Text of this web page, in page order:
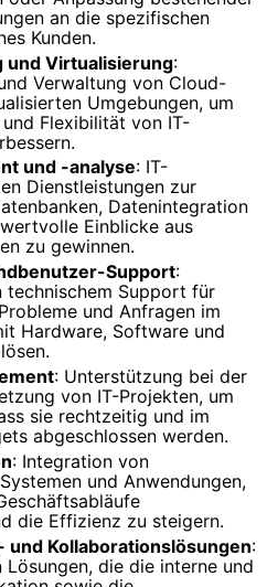
an die spezifischen
Kunden.
und Virtualisierung:
Verwaltung von Cloud-
Umgebungen, um
Flexibilität von IT-
und -analyse: IT-
Dienstleistungen zur
Datenintegration
Einblicke aus
zu gewinnen.
Support:
technischem Support für
und Anfragen im
Hardware, Software und
: Unterstützung bei der
von IT-Projekten, um
sie rechtzeitig und im
abgeschlossen werden.
: Integration von
und Anwendungen,
die Effizienz zu steigern.
und Kollaborationslösungen:
die die interne und